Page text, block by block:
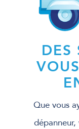
DES
Que vous